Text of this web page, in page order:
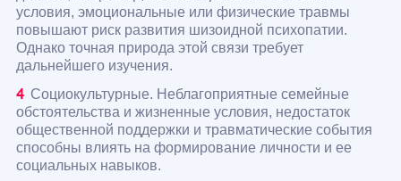
условия, эмоциональные или физические травмы
повышают риск развития шизоидной психопатии.
Однако точная природа этой связи требует
дальнейшего изучения.
Социокультурные. Неблагоприятные семейные
обстоятельства и жизненные условия, недостаток
общественной поддержки и травматические события
способны влиять на формирование личности и ее
социальных навыков.